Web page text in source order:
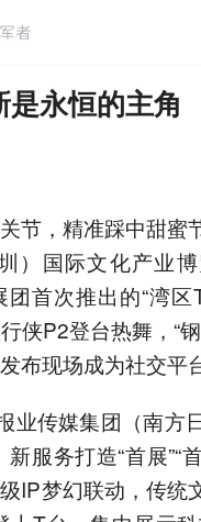
永恒的主角
节，精准踩中甜蜜
）国际文化产业
首次推出的“湾
侠P2登台热舞，“
布现场成为社交平
业传媒集团（南方
服务打造“首展”“
IP梦幻联动，传统